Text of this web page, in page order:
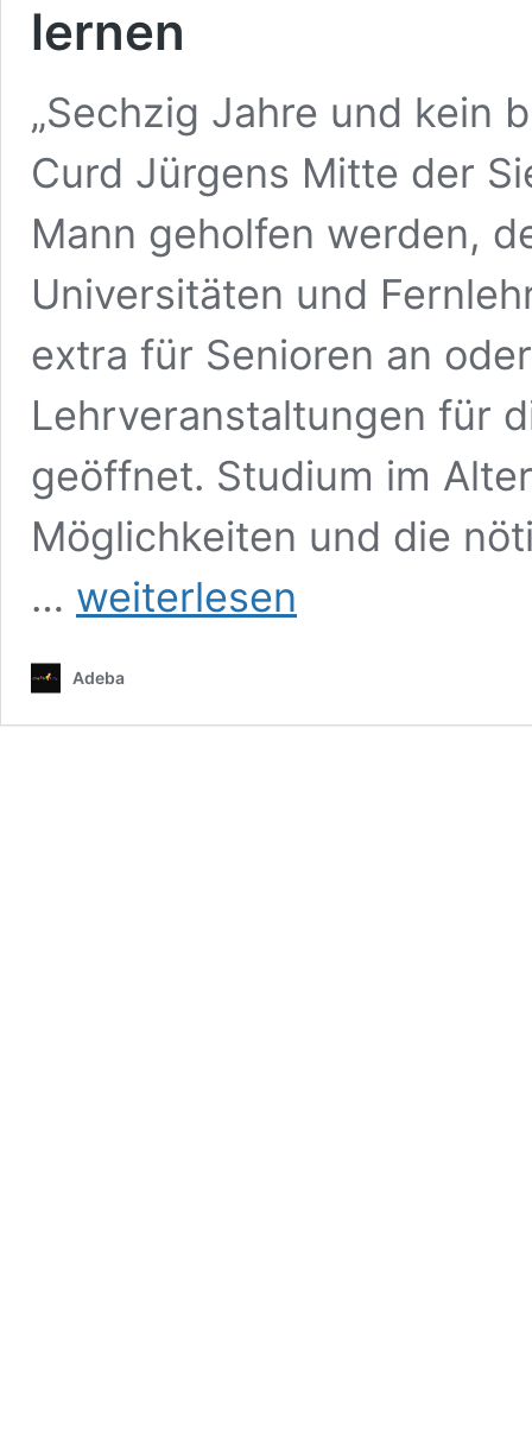
lernen
„Sechzig Jahre und kein
Curd Jürgens Mitte der
Mann geholfen werden,
Universitäten und
extra für Senioren an
Lehrveranstaltungen für
geöffnet. Studium im
Möglichkeiten und die
…
Studium
im
nie
alt,
weiterlesen
Adeba